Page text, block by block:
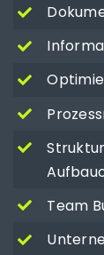
Team